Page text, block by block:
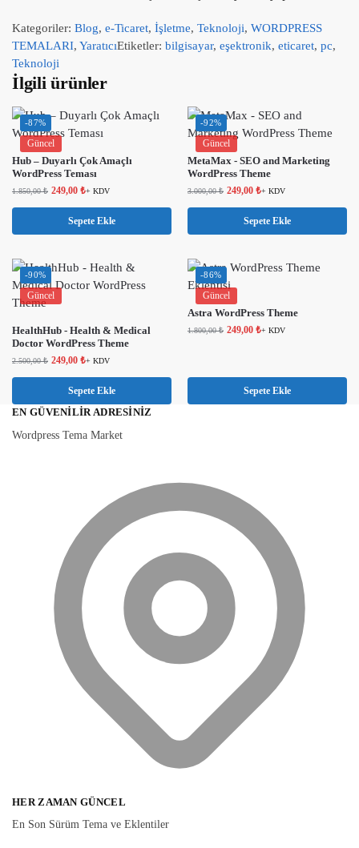
Kategoriler: Blog, e-Ticaret, İşletme, Teknoloji, WORDPRESS
TEMALARI, YaratıcıEtiketler: bilgisayar, eşektronik, eticaret, pc,
Teknoloji
İlgili ürünler
-87%
Güncel
Hub – Duyarlı Çok Amaçlı
WordPress Teması
1.850,00₺ 249,00 ₺+ KDV
Sepete Ekle
-92%
Güncel
MetaMax - SEO and Marketing
WordPress Theme
3.000,00₺ 249,00 ₺+ KDV
Sepete Ekle
-90%
Güncel
HealthHub - Health & Medical
Doctor WordPress Theme
2.500,00₺ 249,00 ₺+ KDV
Sepete Ekle
-86%
Güncel
Astra WordPress Theme
1.800,00₺ 249,00 ₺+ KDV
Sepete Ekle
EN GÜVENILIR ADRESINIZ
Wordpress Tema Market
HER ZAMAN GÜNCEL
En Son Sürüm Tema ve Eklentiler